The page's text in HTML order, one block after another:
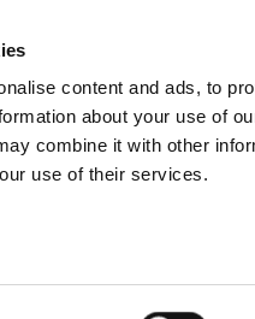
content and ads, to
about your use of
combine it with other
use of their services.